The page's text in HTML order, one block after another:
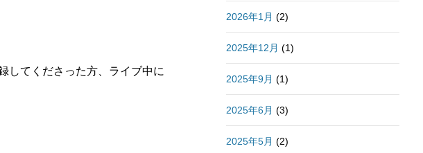
してくださった方、ライブ中に
2026年1月 (2)
2025年12月 (1)
2025年9月 (1)
2025年6月 (3)
2025年5月 (2)